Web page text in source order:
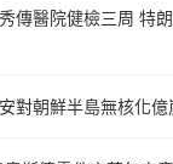
傳醫院健檢三周 特
對朝鮮半島無核化